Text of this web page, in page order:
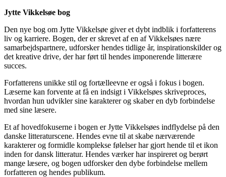
Jytte Vikkelsøe bog
Den nye bog om Jytte Vikkelsøe giver et dybt indblik i forfatterens
liv og karriere. Bogen, der er skrevet af en af Vikkelsøes nære
samarbejdspartnere, udforsker hendes tidlige år, inspirationskilder og
det kreative drive, der har ført til hendes imponerende litterære
succes.
Forfatterens unikke stil og fortælleevne er også i fokus i bogen.
Læserne kan forvente at få en indsigt i Vikkelsøes skriveproces,
hvordan hun udvikler sine karakterer og skaber en dyb forbindelse
med sine læsere.
Et af hovedfokuserne i bogen er Jytte Vikkelsøes indflydelse på den
danske litteraturscene. Hendes evne til at skabe nærværende
karakterer og formidle komplekse følelser har gjort hende til et ikon
inden for dansk litteratur. Hendes værker har inspireret og berørt
mange læsere, og bogen udforsker den dybe forbindelse mellem
forfatteren og hendes publikum.